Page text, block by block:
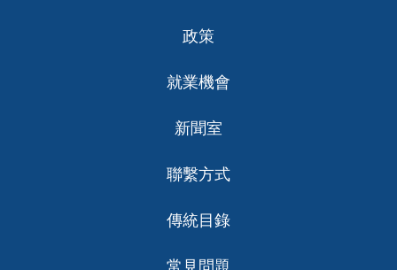
政策
就業機會
新聞室
聯繫方式
傳統目錄
常見問題